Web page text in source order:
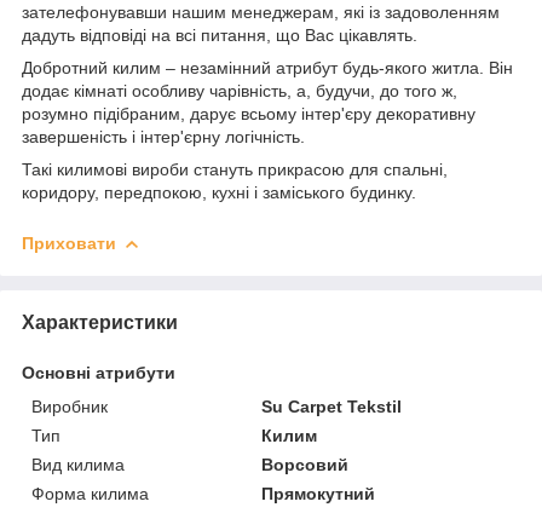
зателефонувавши нашим менеджерам, які із задоволенням
дадуть відповіді на всі питання, що Вас цікавлять.
Добротний килим – незамінний атрибут будь-якого житла. Він
додає кімнаті особливу чарівність, а, будучи, до того ж,
розумно підібраним, дарує всьому інтер'єру декоративну
завершеність і інтер'єрну логічність.
Такі килимові вироби стануть прикрасою для спальні,
коридору, передпокою, кухні і заміського будинку.
Приховати
Характеристики
Основні атрибути
Виробник
Su Carpet Tekstil
Тип
Килим
Вид килима
Ворсовий
Форма килима
Прямокутний